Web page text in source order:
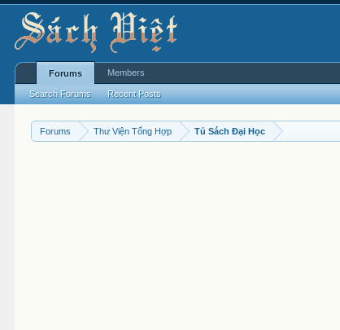
Forums Thư Viện Tổng Hợp Tủ Sách Đại Học
Forums
Search Forums Recent Posts
Members